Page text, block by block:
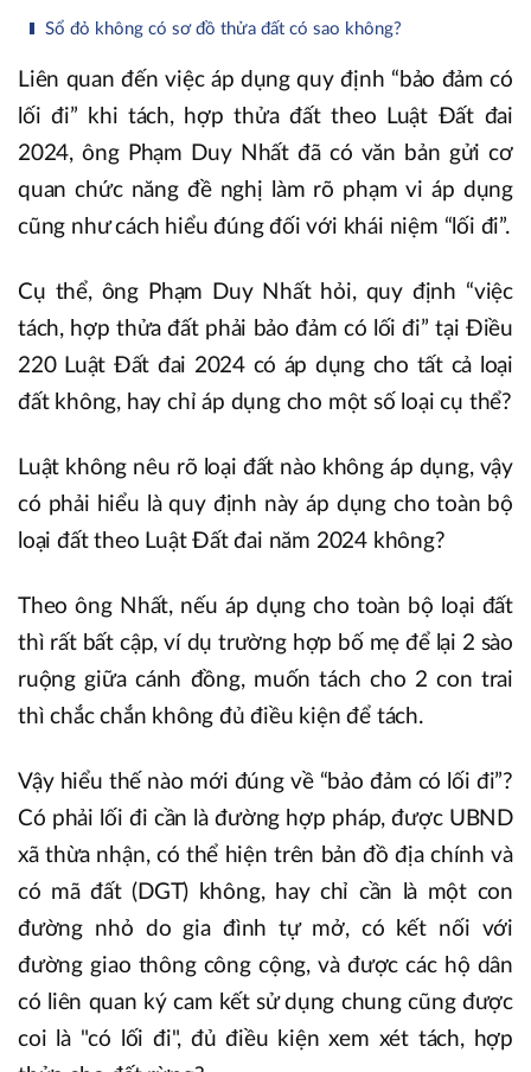
Sổ đỏ không có sơ đồ thửa đất có sao không?
Liên quan đến việc áp dụng quy định “bảo đảm có
lối đi” khi tách, hợp thửa đất theo Luật Đất đai
2024, ông Phạm Duy Nhất đã có văn bản gửi cơ
quan chức năng đề nghị làm rõ phạm vi áp dụng
cũng như cách hiểu đúng đối với khái niệm “lối đi”.
Cụ thể, ông Phạm Duy Nhất hỏi, quy định “việc
tách, hợp thửa đất phải bảo đảm có lối đi” tại Điều
220 Luật Đất đai 2024 có áp dụng cho tất cả loại
đất không, hay chỉ áp dụng cho một số loại cụ thể?
Luật không nêu rõ loại đất nào không áp dụng, vậy
có phải hiểu là quy định này áp dụng cho toàn bộ
loại đất theo Luật Đất đai năm 2024 không?
Theo ông Nhất, nếu áp dụng cho toàn bộ loại đất
thì rất bất cập, ví dụ trường hợp bố mẹ để lại 2 sào
ruộng giữa cánh đồng, muốn tách cho 2 con trai
thì chắc chắn không đủ điều kiện để tách.
Vậy hiểu thế nào mới đúng về “bảo đảm có lối đi”?
Có phải lối đi cần là đường hợp pháp, được UBND
xã thừa nhận, có thể hiện trên bản đồ địa chính và
có mã đất (DGT) không, hay chỉ cần là một con
đường nhỏ do gia đình tự mở, có kết nối với
đường giao thông công cộng, và được các hộ dân
có liên quan ký cam kết sử dụng chung cũng được
coi là "có lối đi", đủ điều kiện xem xét tách, hợp